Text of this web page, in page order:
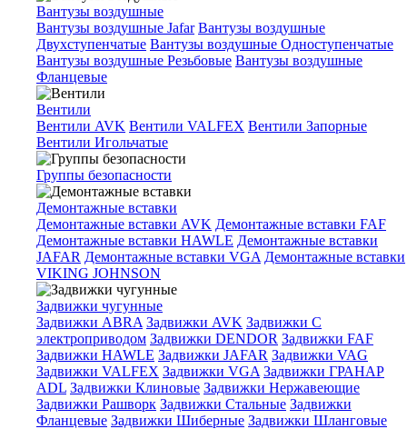
Вантузы воздушные
Вантузы воздушные Jafar Вантузы воздушные
Двухступенчатые Вантузы воздушные Одноступенчатые
Вантузы воздушные Резьбовые Вантузы воздушные
Фланцевые
Вентили
Вентили AVK Вентили VALFEX Вентили Запорные
Вентили Игольчатые
Группы безопасности
Демонтажные вставки
Демонтажные вставки AVK Демонтажные вставки FAF
Демонтажные вставки HAWLE Демонтажные вставки
JAFAR Демонтажные вставки VGA Демонтажные вставки
VIKING JOHNSON
Задвижки чугунные
Задвижки ABRA Задвижки AVK Задвижки C
электроприводом Задвижки DENDOR Задвижки FAF
Задвижки HAWLE Задвижки JAFAR Задвижки VAG
Задвижки VALFEX Задвижки VGA Задвижки ГРАНАР
ADL Задвижки Клиновые Задвижки Нержавеющие
Задвижки Рашворк Задвижки Стальные Задвижки
Фланцевые Задвижки Шиберные Задвижки Шланговые